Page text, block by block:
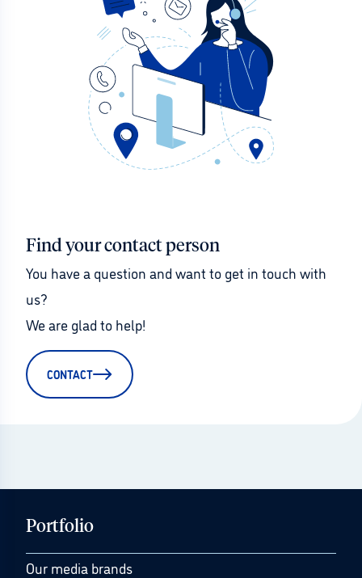
Find your contact person
You have a question and want to get in touch with
us?
We are glad to help!
CONTACT
Portfolio
Our media brands